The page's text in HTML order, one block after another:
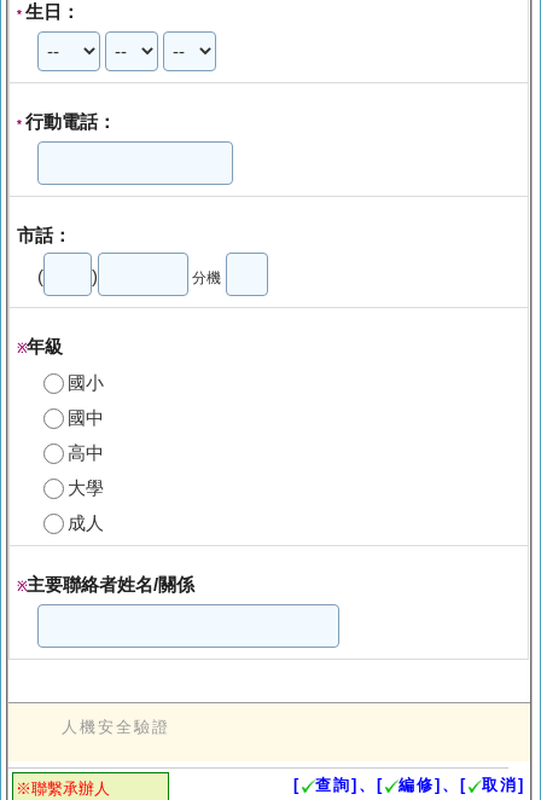
* 生日：
* 行動電話：
市話：
( ) 分機
※年級
國小
國中
高中
大學
成人
※主要聯絡者姓名/關係
人機安全驗證
※聯繫承辦人 [ 查詢]、[ 編修]、[ 取消]